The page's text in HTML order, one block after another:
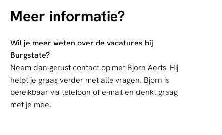
Meer informatie?
Wil je meer weten over de vacatures bij
Burgstate?
Neem dan gerust contact op met Bjorn Aerts. Hij
helpt je graag verder met alle vragen. Bjorn is
bereikbaar via telefoon of e-mail en denkt graag
met je mee.